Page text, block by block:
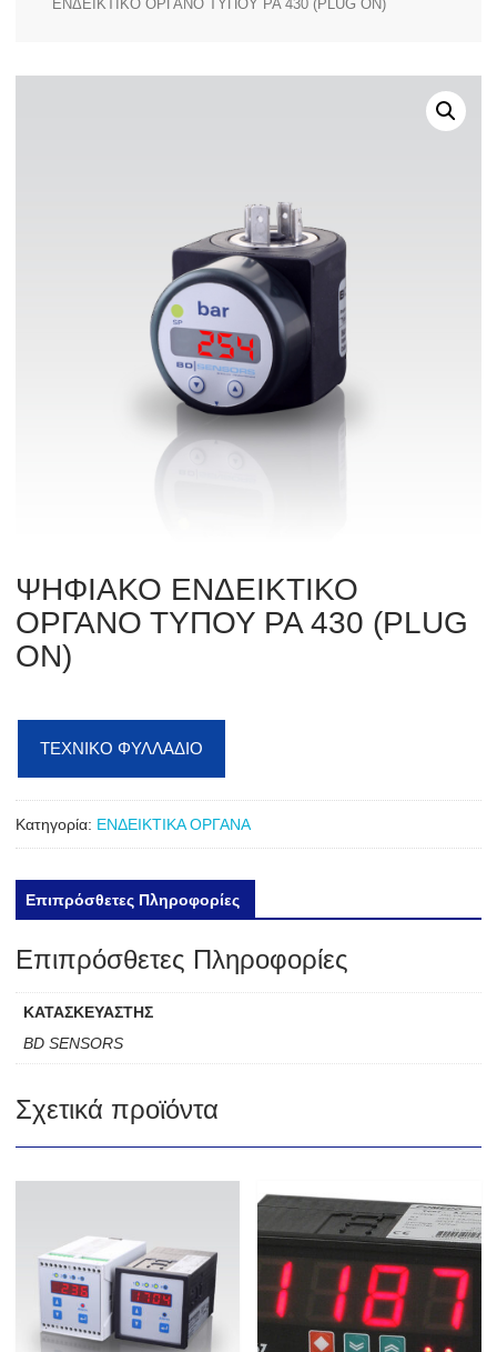
ΕΝΔΕΙΚΤΙΚΟ ΟΡΓΑΝΟ ΤΥΠΟΥ PA 430 (PLUG ON)
ΨΗΦΙΑΚΟ ΕΝΔΕΙΚΤΙΚΟ
ΟΡΓΑΝΟ ΤΥΠΟΥ PA 430 (PLUG
ON)
ΤΕΧΝΙΚΟ ΦΥΛΛΑΔΙΟ
Κατηγορία: ΕΝΔΕΙΚΤΙΚΑ ΟΡΓΑΝΑ
Επιπρόσθετες Πληροφορίες
Επιπρόσθετες Πληροφορίες
ΚΑΤΑΣΚΕΥΑΣΤΗΣ
BD SENSORS
Σχετικά προϊόντα